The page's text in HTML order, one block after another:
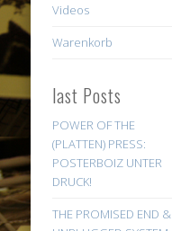
Videos
Warenkorb
last Posts
POWER OF THE
(PLATTEN) PRESS:
POSTERBOIZ UNTER
DRUCK!
THE PROMISED END &